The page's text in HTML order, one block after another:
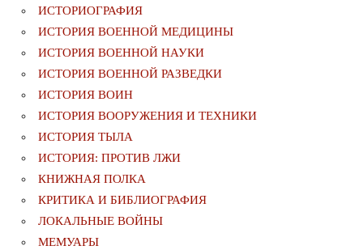
ИСТОРИОГРАФИЯ
ИСТОРИЯ ВОЕННОЙ МЕДИЦИНЫ
ИСТОРИЯ ВОЕННОЙ НАУКИ
ИСТОРИЯ ВОЕННОЙ РАЗВЕДКИ
ИСТОРИЯ ВОИН
ИСТОРИЯ ВООРУЖЕНИЯ И ТЕХНИКИ
ИСТОРИЯ ТЫЛА
ИСТОРИЯ: ПРОТИВ ЛЖИ
КНИЖНАЯ ПОЛКА
КРИТИКА И БИБЛИОГРАФИЯ
ЛОКАЛЬНЫЕ ВОЙНЫ
МЕМУАРЫ